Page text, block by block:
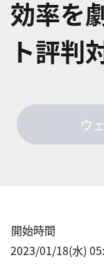
効率を
ト評判
ウ
開始時間
2023/01/18(水)